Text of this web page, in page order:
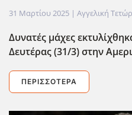
31 Μαρτίου 2025 | Αγγελική
Δυνατές μάχες
Δευτέρας (31/3) στην
ΠΕΡΙΣΣΌΤΕΡΑ